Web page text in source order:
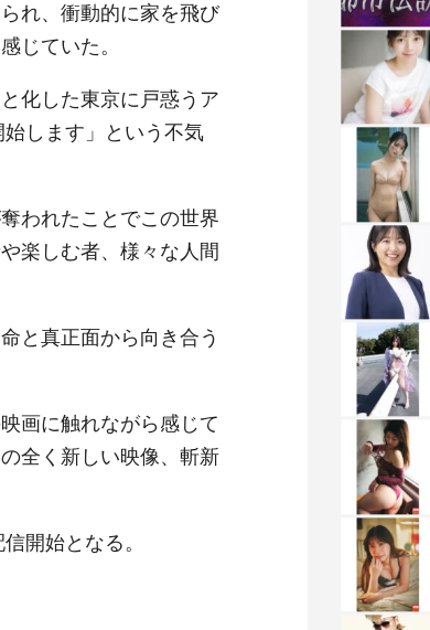
れ、衝動的に家を飛び
じていた。
化した東京に戸惑うア
します」という不気
われたことでこの世界
楽しむ者、様々な人間
と真正面から向き合う
画に触れながら感じて
全く新しい映像、斬新
開始となる。